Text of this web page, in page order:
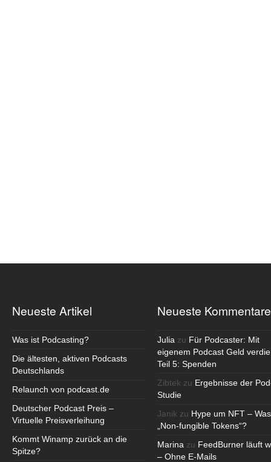
Neueste Artikel
Was ist Podcasting?
Die ältesten, aktiven Podcasts
Deutschlands
Relaunch von podcast.de
Deutscher Podcast Preis –
Virtuelle Preisverleihung
Kommt Winamp zurück an die
Spitze?
Neueste Kommentare
Julia zu Für Podcaster: Mit
eigenem Podcast Geld
Teil 5: Spenden
Zibtek zu Ergebnisse der
Studie
Janik zu Hype um NFT –
„Non-fungible Tokens“?
Marina zu FeedBurner läuft
– Ohne E-Mails